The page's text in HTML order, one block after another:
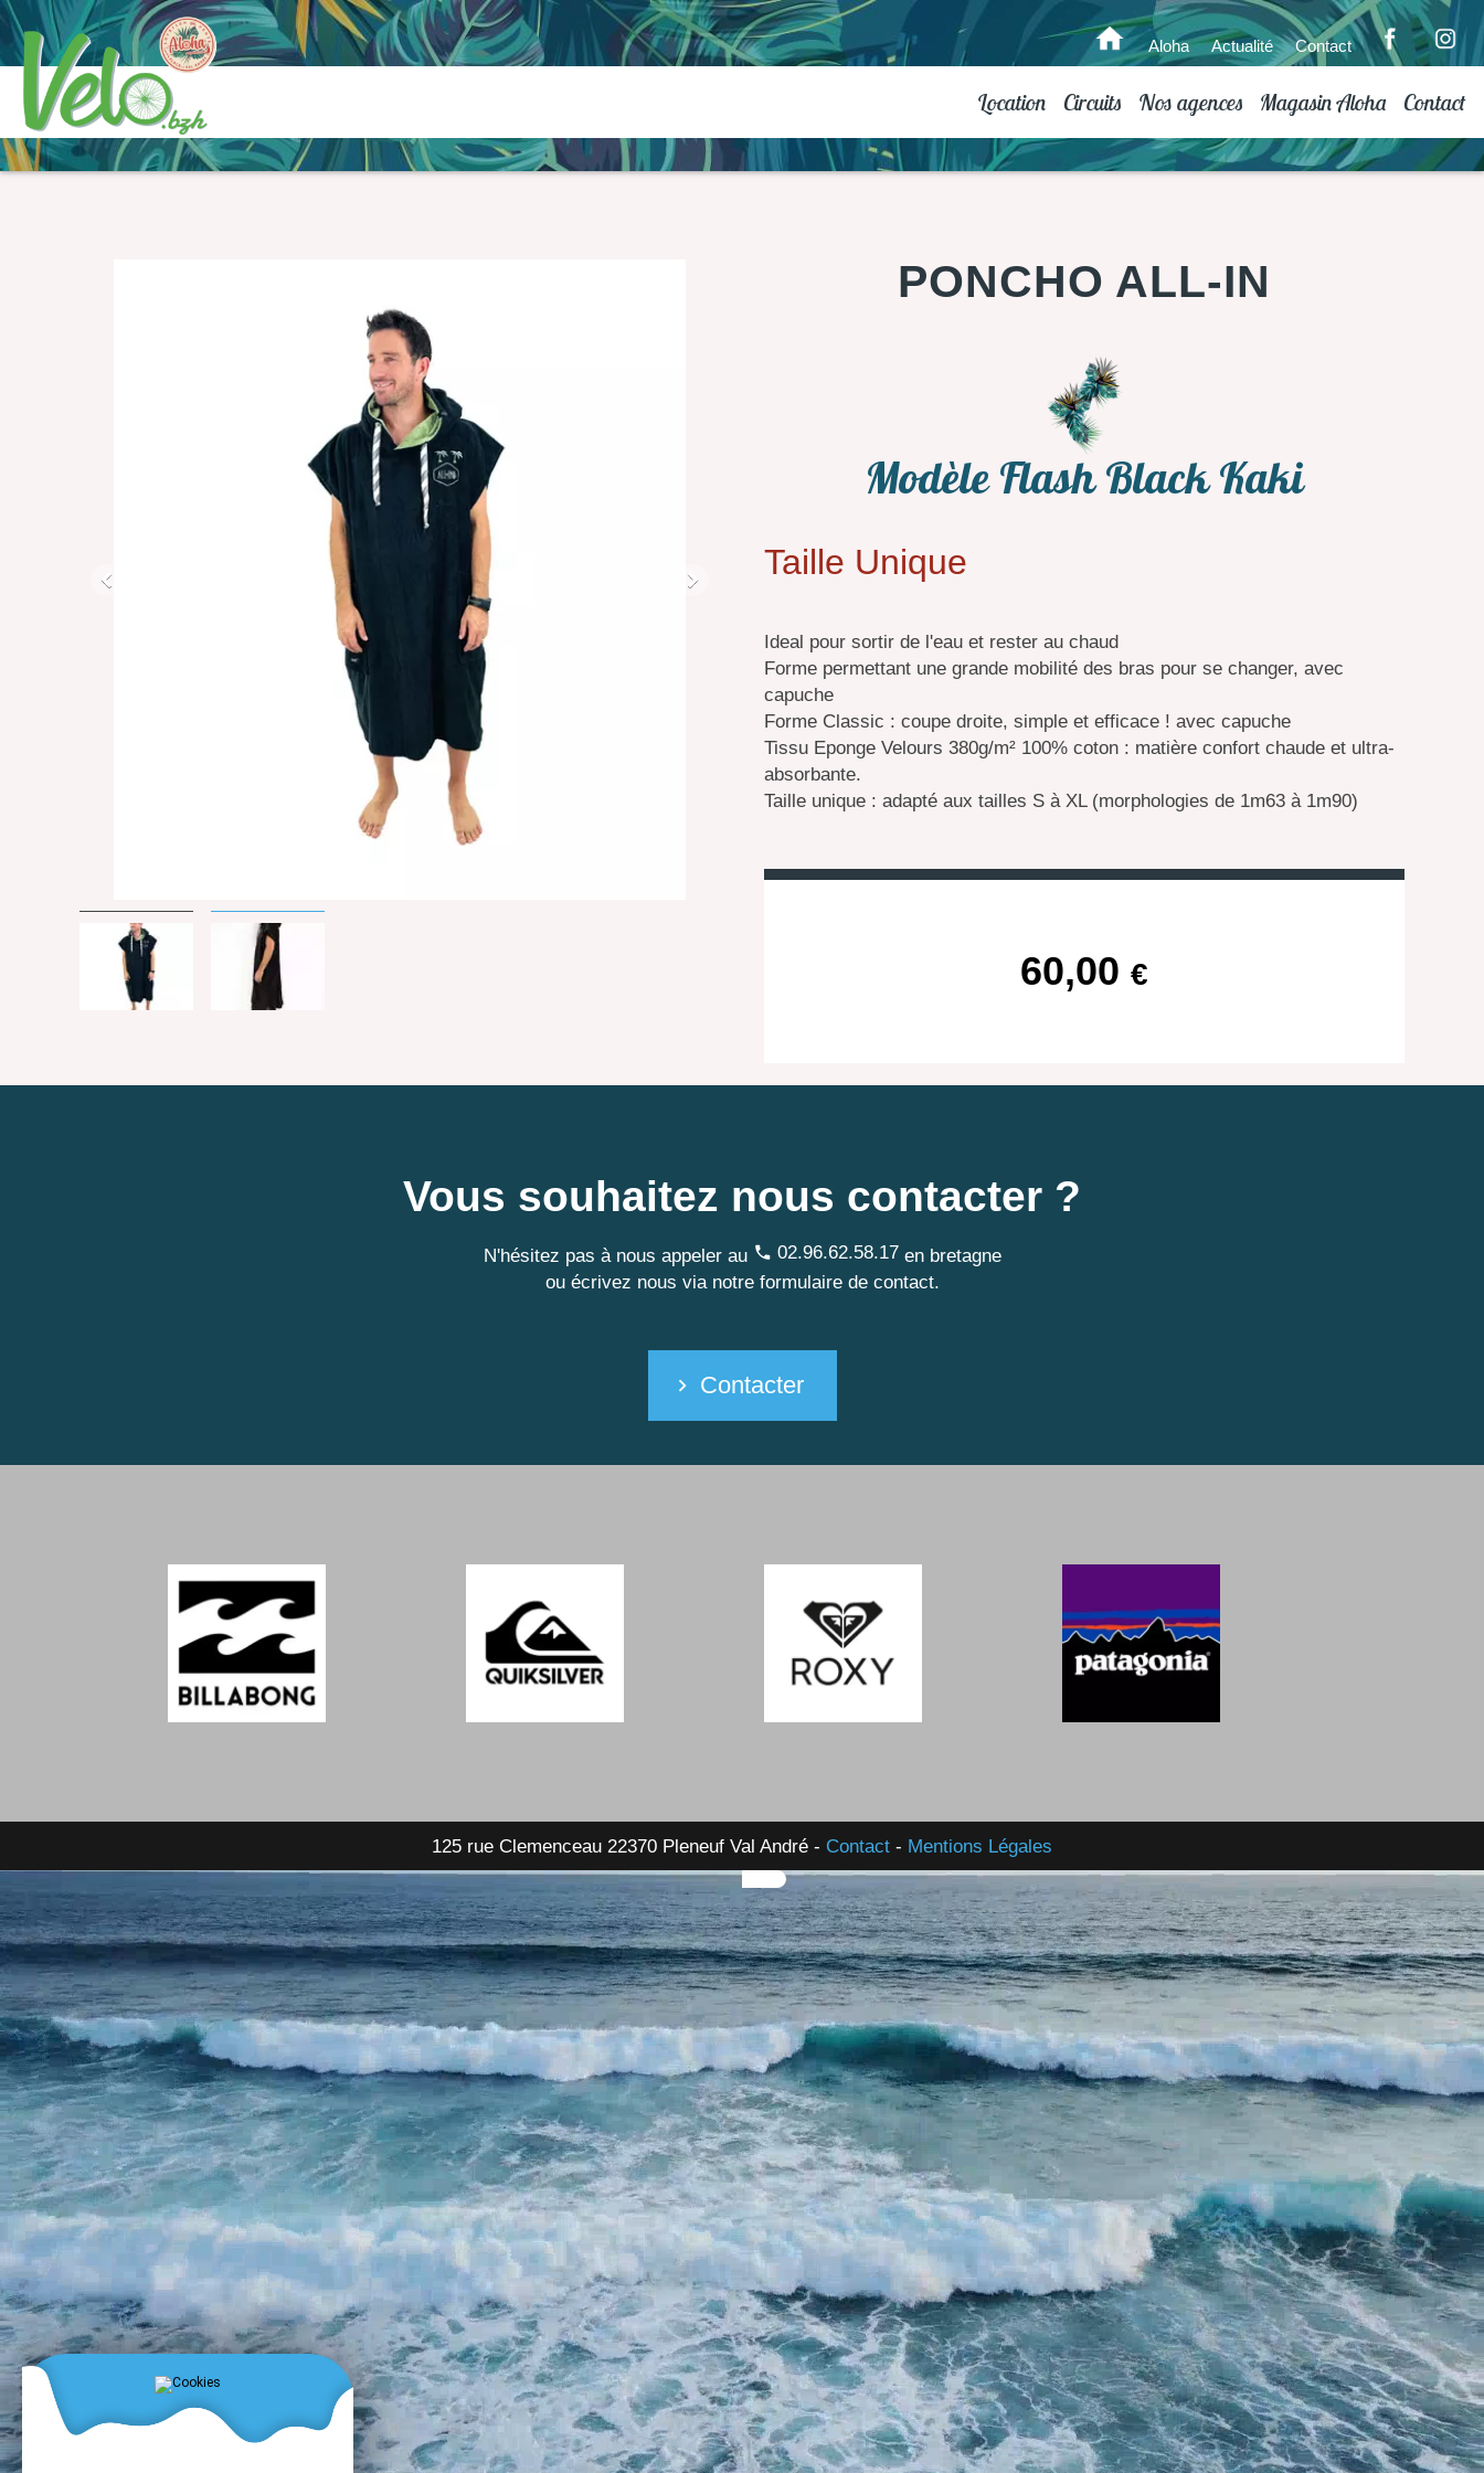
Aloha Actualité Contact
Location Circuits Nos agences Magasin Aloha Contact
PONCHO ALL-IN
Modèle Flash Black Kaki
Taille Unique
Ideal pour sortir de l'eau et rester au chaud
Forme permettant une grande mobilité des bras pour se changer, avec
capuche
Forme Classic : coupe droite, simple et efficace ! avec capuche
Tissu Eponge Velours 380g/m² 100% coton : matière confort chaude et ultra-
absorbante.
Taille unique : adapté aux tailles S à XL (morphologies de 1m63 à 1m90)
60,00 €
Vous souhaitez nous contacter ?
N'hésitez pas à nous appeler au 02.96.62.58.17 en bretagne
ou écrivez nous via notre formulaire de contact.
Contacter
125 rue Clemenceau 22370 Pleneuf Val André - Contact - Mentions Légales